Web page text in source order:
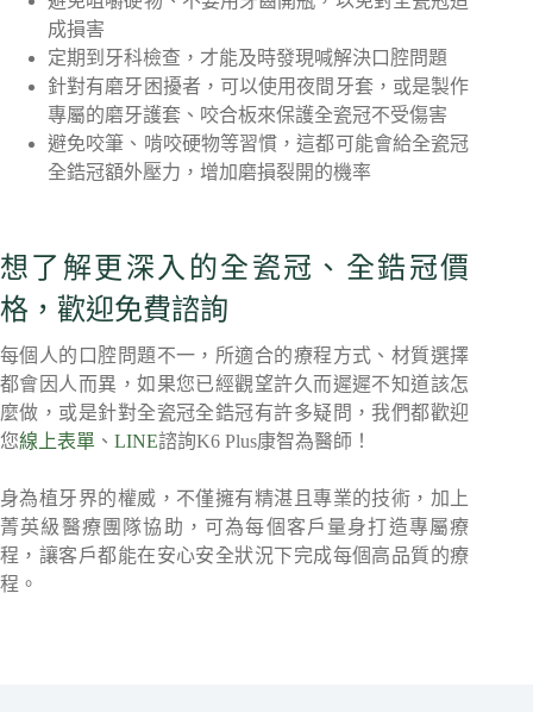
成損害
定期到牙科檢查，才能及時發現喊解決口腔問題
針對有磨牙困擾者，可以使用夜間牙套，或是製作
專屬的磨牙護套、咬合板來保護全瓷冠不受傷害
避免咬筆、啃咬硬物等習慣，這都可能會給全瓷冠
全鋯冠額外壓力，增加磨損裂開的機率
想了解更深入的全瓷冠、全鋯冠價
格，歡迎免費諮詢
每個人的口腔問題不一，所適合的療程方式、材質選擇
都會因人而異，如果您已經觀望許久而遲遲不知道該怎
麼做，或是針對全瓷冠全鋯冠有許多疑問，我們都歡迎
您線上表單 、 LINE諮詢K6 Plus康智為醫師！
身為植牙界的權威，不僅擁有精湛且專業的技術，加上
菁英級醫療團隊協助，可為每個客戶量身打造專屬療
程，讓客戶都能在安心安全狀況下完成每個高品質的療
程。